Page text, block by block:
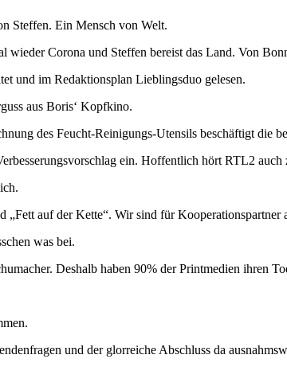
Steffen. Ein Mensch von Welt.
Corona und Steffen bereist das Land. Von
und im Redaktionsplan Lieblingsduo gelesen.
aus Boris‘ Kopfkino.
des Feucht-Reinigungs-Utensils beschäftigt die
ein. Hoffentlich hört RTL2 auch
auf der Kette“. Wir sind für Kooperationspartner
was bei.
Deshalb haben 90% der Printmedien ihren
und der glorreiche Abschluss da